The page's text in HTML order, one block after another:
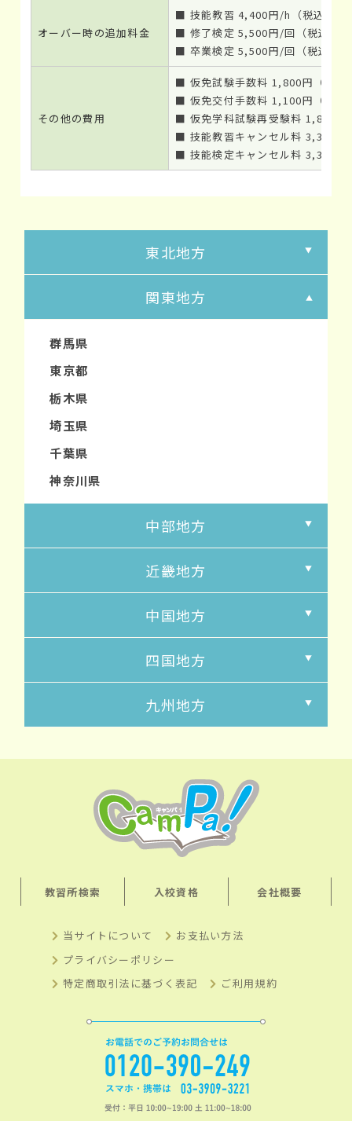
オーバー時の追加料金
■ 技能教習 4,400円/h（税込）
■ 修了検定 5,500円/回（税込）
■ 卒業検定 5,500円/回（税込）
その他の費用
■ 仮免試験手数料 1,800円（非課
■ 仮免交付手数料 1,100円（非課
■ 仮免学科試験再受験料 1,800円
■ 技能教習キャンセル料 3,300円
■ 技能検定キャンセル料 3,300円
東北地方
関東地方
群馬県
東京都
栃木県
埼玉県
千葉県
神奈川県
中部地方
近畿地方
中国地方
四国地方
九州地方
教習所検索 入校資格 会社概要
当サイトについて
お支払い方法
プライバシーポリシー
特定商取引法に基づく表記
ご利用規約